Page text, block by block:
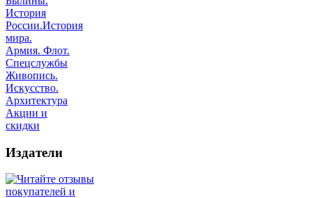
История
России.История
мира.
Армия. Флот.
Спецслужбы
Живопись.
Искусство.
Архитектура
Акции и
скидки
Издатели